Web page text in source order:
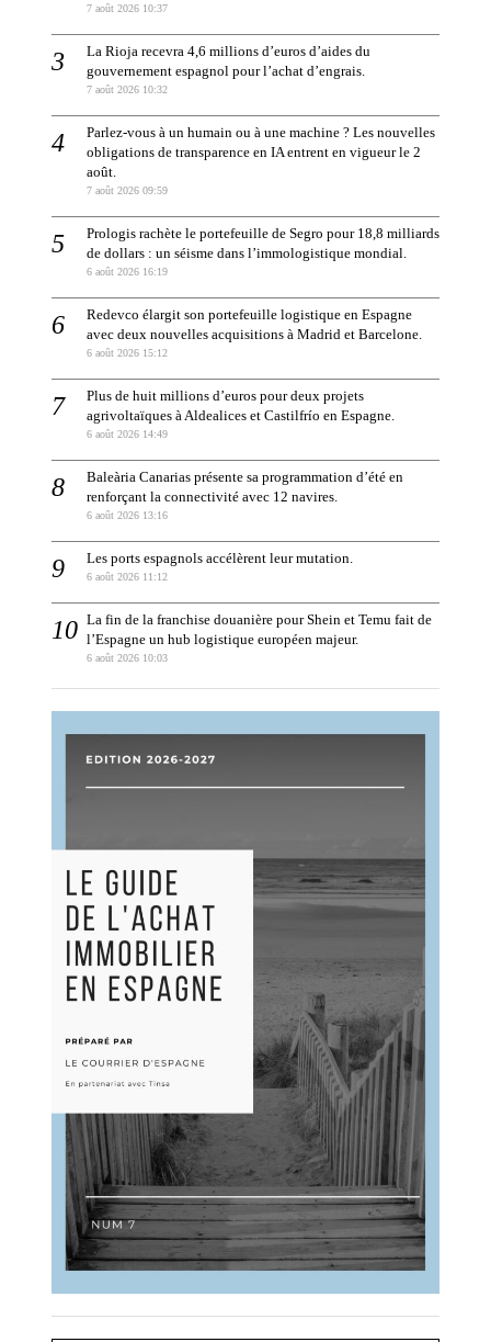
7 août 2026 10:37
La Rioja recevra 4,6 millions d’euros d’aides du
gouvernement espagnol pour l’achat d’engrais.
7 août 2026 10:32
Parlez-vous à un humain ou à une machine ? Les nouvelles
obligations de transparence en IA entrent en vigueur le 2
août.
7 août 2026 09:59
Prologis rachète le portefeuille de Segro pour 18,8 milliards
de dollars : un séisme dans l’immologistique mondial.
6 août 2026 16:19
Redevco élargit son portefeuille logistique en Espagne
avec deux nouvelles acquisitions à Madrid et Barcelone.
6 août 2026 15:12
Plus de huit millions d’euros pour deux projets
agrivoltaïques à Aldealices et Castilfrío en Espagne.
6 août 2026 14:49
Baleària Canarias présente sa programmation d’été en
renforçant la connectivité avec 12 navires.
6 août 2026 13:16
Les ports espagnols accélèrent leur mutation.
6 août 2026 11:12
La fin de la franchise douanière pour Shein et Temu fait de
l’Espagne un hub logistique européen majeur.
6 août 2026 10:03